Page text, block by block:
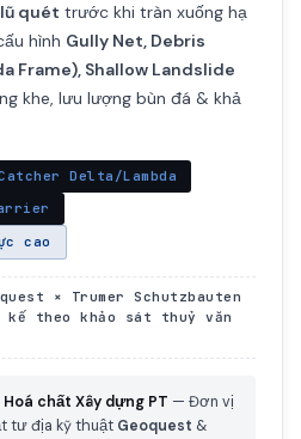
quét trước khi tràn xuống hạ
hình Gully Net, Debris
Frame), Shallow Landslide
khe, lưu lượng bùn đá & khả
Delta/Lambda
cao
× Trumer Schutzbauten
theo khảo sát thuỷ văn
Hoá chất Xây dựng PT — Đơn vị
tư địa kỹ thuật Geoquest &